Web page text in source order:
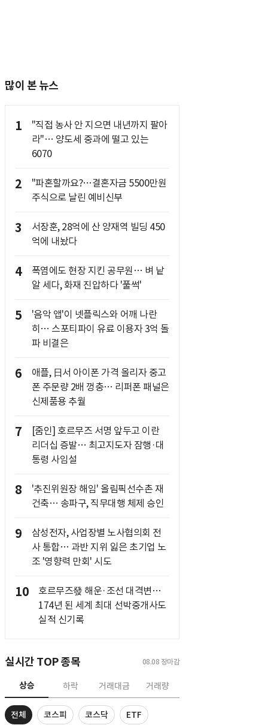
많이 본 뉴스
1
"직접 농사 안 지으면 내년까지 팔아
라"… 양도세 중과에 떨고 있는
6070
2
"파혼할까요?…결혼자금 5500만원
주식으로 날린 예비신부
3
서장훈, 28억에 산 양재역 빌딩 450
억에 내놨다
4
폭염에도 현장 지킨 공무원… 벼 낱
알 세다, 화재 진압하다 '풀썩'
5
'음악 앱'이 넷플릭스와 어깨 나란
히… 스포티파이 유료 이용자 3억 돌
파 비결은
6
애플, 日서 아이폰 가격 올리자 중고
폰 주문량 2배 껑충… 리퍼폰 패널은
신제품용 추월
7
[줌인] 호르무즈 서명 앞두고 이란
리더십 증발… 최고지도자 잠행·대
통령 사임설
8
'추진위원장 해임' 올림픽선수촌 재
건축… 송파구, 직무대행 체제 승인
9
삼성전자, 사업장별 노사협의회 전
사 통합… 과반 지위 잃은 초기업 노
조 '영향력 만회' 시도
10
호르무즈發 해운·조선 대격변…
174년 된 세계 최대 선박중개사도
실적 신기록
실시간 TOP 종목 08.08 장마감
상승 하락 거래대금 거래량
전체 코스피 코스닥 ETF